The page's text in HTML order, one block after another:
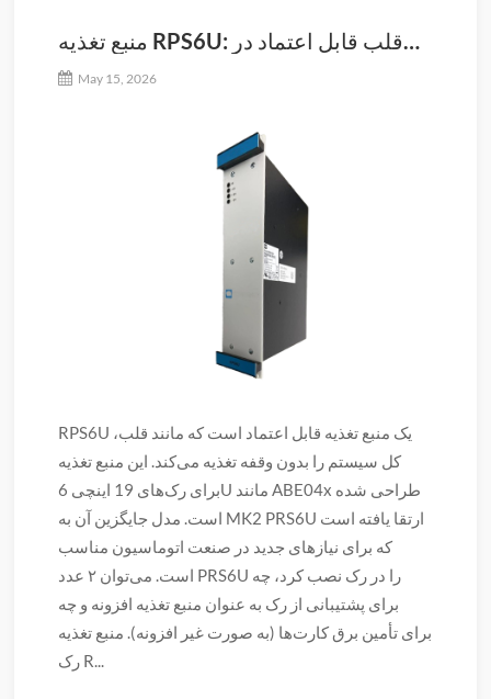
منبع تغذیه RPS6U: قلب قابل اعتماد در
رک سیستم
May 15, 2026
RPS6U یک منبع تغذیه قابل اعتماد است که مانند قلب،
کل سیستم را بدون وقفه تغذیه می‌کند. این منبع تغذیه
برای رک‌های 19 اینچی 6U مانند ABE04x طراحی شده
است. مدل جایگزین آن به MK2 PRS6U ارتقا یافته است
که برای نیازهای جدید در صنعت اتوماسیون مناسب
است. می‌توان ۲ عدد PRS6U را در رک نصب کرد، چه
برای پشتیبانی از رک به عنوان منبع تغذیه افزونه و چه
برای تأمین برق کارت‌ها (به صورت غیر افزونه). منبع تغذیه
رک R...